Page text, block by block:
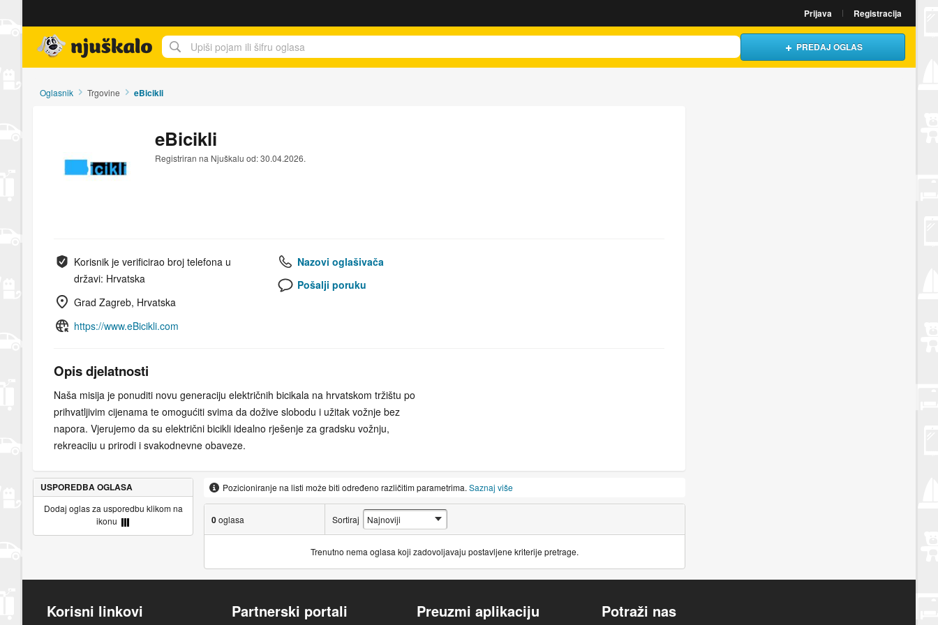
Prijava Registracija
PREDAJ OGLAS
Oglasnik Trgovine eBicikli
eBicikli
Registriran na Njuškalu od: 30.04.2026.
Korisnik je verificirao broj telefona u
državi: Hrvatska
Grad Zagreb, Hrvatska
https://www.eBicikli.com
Nazovi oglašivača
Pošalji poruku
Opis djelatnosti
Naša misija je ponuditi novu generaciju električnih bicikala na hrvatskom tržištu po
prihvatljivim cijenama te omogućiti svima da dožive slobodu i užitak vožnje bez
napora. Vjerujemo da su električni bicikli idealno rješenje za gradsku vožnju,
rekreaciju u prirodi i svakodnevne obaveze.
Naše električne bicikle nudimo po pristupačnim cijenama kako bi bili dostupni
svakome tko ih poželi, uz napomenu kako kvalitetni e-bicikli ne moraju nužno biti
skupi.
Pozicioniranje na listi može biti određeno različitim parametrima. Saznaj više
0oglasa Sortiraj
Trenutno nema oglasa koji zadovoljavaju postavljene kriterije pretrage.
USPOREDBA OGLASA
Dodaj oglas za usporedbu klikom na
ikonu
Korisni linkovi Partnerski portali Preuzmi aplikaciju Potraži nas